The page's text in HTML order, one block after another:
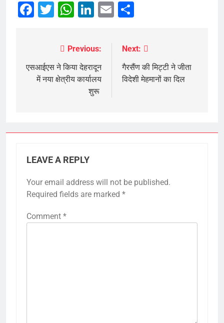
Facebook
TwitterWhatsApp
LinkedIn
Email
navigation
Previous:
एसआईएस ने किया देहरादून
में नया क्षेत्रीय कार्यालय
शुरू
Next:
गैरसैंण की मिट्टी ने जीता
विदेशी मेहमानों का दिल
LEAVE A REPLY
Your email address will not be published.
Required fields are marked *
Comment *